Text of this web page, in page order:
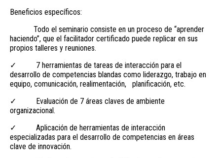
Beneficios específicos:
Todo el seminario consiste en un proceso de “aprender
haciendo”, que el facilitador certificado puede replicar en sus
propios talleres y reuniones.
✓ 7 herramientas de tareas de interacción para el
desarrollo de competencias blandas como liderazgo, trabajo en
equipo, comunicación, realimentación, planificación, etc.
✓ Evaluación de 7 áreas claves de ambiente
organizacional.
✓ Aplicación de herramientas de interacción
especializadas para el desarrollo de competencias en áreas
clave de innovación.